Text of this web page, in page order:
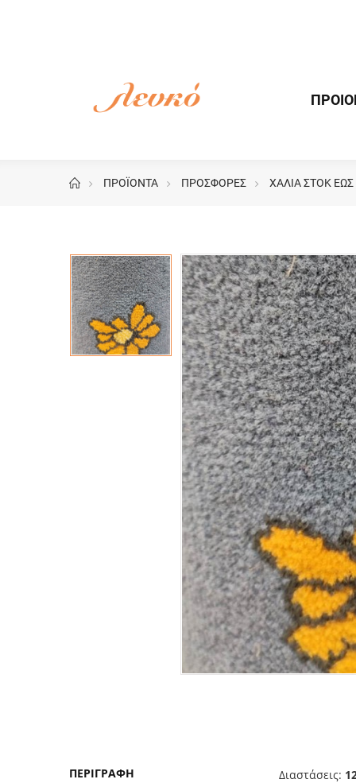
ΠΡΟΪΟΝΤΑ ΠΡΟΣΦΟΡΕΣ ΧΑΛΙΑ ΣΤΟΚ ΕΩΣ
Image
ΠΕΡΙΓΡΑΦΉ Διαστάσεις: